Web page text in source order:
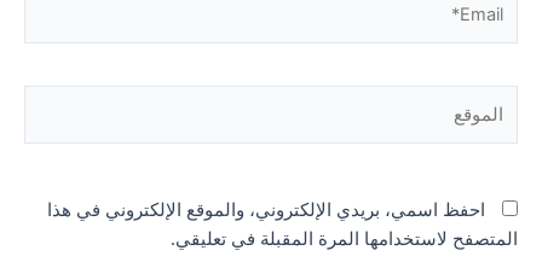
احفظ اسمي، بريدي الإلكتروني، والموقع الإلكتروني في هذا
المتصفح لاستخدامها المرة المقبلة في تعليقي.